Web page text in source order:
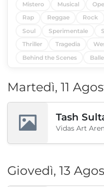
Mistero
Musical
Rap
Reggae Rock
Soul
Sperimentale
Thriller
Tragedia
Behind the Scenes
Martedì, 11
Tash
Giovedì, 13